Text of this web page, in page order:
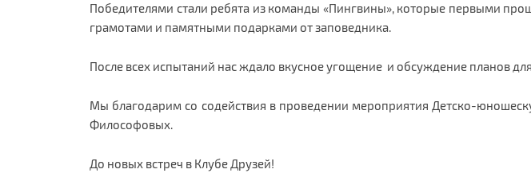
Победителями стали ребята из команды «Пингвины», которые первыми
грамотами и памятными подарками от заповедника.
После всех испытаний нас ждало вкусное угощение и обсуждение планов
Мы благодарим со содействия в проведении мероприятия Детско-
Философовых.
До новых встреч в Клубе Друзей!